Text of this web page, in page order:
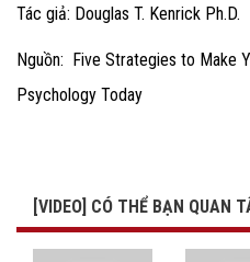
Tác giả: Douglas T. Kenrick Ph.D.
Nguồn: Five Strategies to Make
Psychology Today
[VIDEO] CÓ THỂ BẠN QUAN